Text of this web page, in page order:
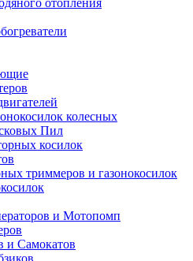
отопления
колесных
Пил
косилок
триммеров и газонокосилок
и Мотопомп
и Самокатов